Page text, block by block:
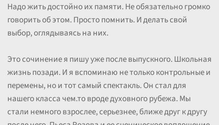
Надо жить достойно их памяти. Не обязательно громко
говорить об этом. Просто помнить. И делать свой
выбор, оглядываясь на них.
Это сочинение я пишу уже после выпускного. Школьная
жизнь позади. И я вспоминаю не только контрольные и
перемены, но и тот самый спектакль. Он стал для
нашего класса чем.то вроде духовного рубежа. Мы
стали немного взрослее, серьезнее, ближе друг к другу